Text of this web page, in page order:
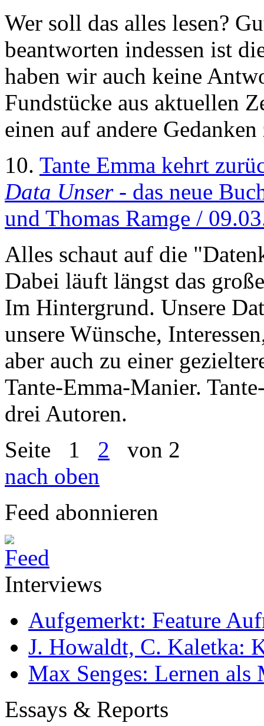
Wer soll das alles lesen?
beantworten indessen ist
haben wir auch keine
Fundstücke aus aktuellen
einen auf andere
10. Tante Emma kehrt
Data Unser- das neue
und Thomas Ramge /
Alles schaut auf die
Dabei läuft längst das
Im Hintergrund. Unsere
unsere Wünsche,
aber auch zu einer
Tante-Emma-Manier.
drei Autoren.
Seite 1 2 von 2
nach oben
Feed abonnieren
Interviews
Aufgemerkt: Feature
J. Howaldt, C. Kaletka:
Max Senges: Lernen als
Essays & Reports